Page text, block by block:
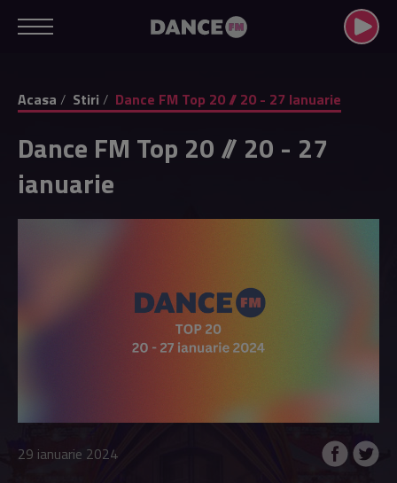
Acasa Stiri Dance FM Top 20 // 20 - 27 Ianuarie
Dance FM Top 20 // 20 - 27
ianuarie
29 ianuarie 2024